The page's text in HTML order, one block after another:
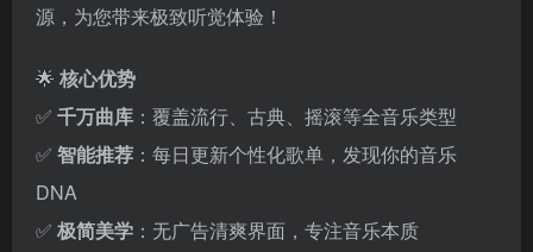
源，为您带来极致听觉体验！
🌟 核心优势
✅ 千万曲库 ：覆盖流行、古典、摇滚等全音乐类型
✅ 智能推荐 ：每日更新个性化歌单，发现你的音乐
DNA
✅ 极简美学 ：无广告清爽界面，专注音乐本质